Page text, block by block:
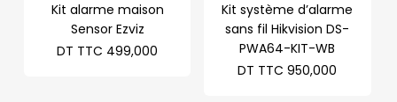
Kit alarme maison
Sensor Ezviz
DT TTC 499,000
Kit système d’alarme
sans fil Hikvision DS-
PWA64-KIT-WB
DT TTC 950,000